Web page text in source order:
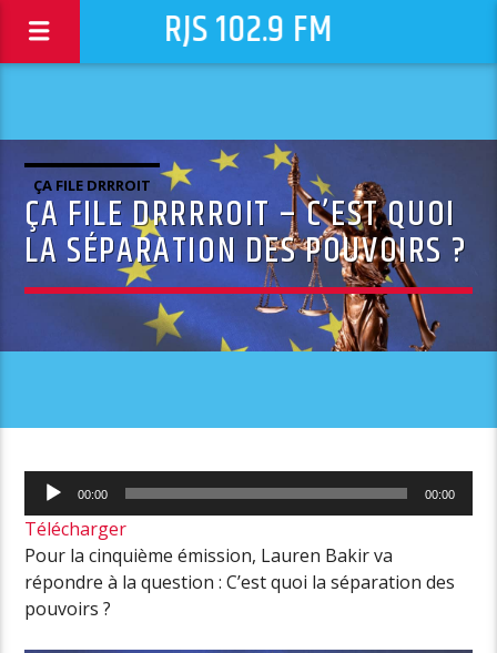
RJS 102.9 FM
ÇA FILE DRRROIT
ÇA FILE DRRRROIT – C’EST QUOI
LA SÉPARATION DES POUVOIRS ?
Lecteur
audio
00:00 00:00
Télécharger
Pour la cinquième émission, Lauren Bakir va
répondre à la question : C’est quoi la séparation des
pouvoirs ?